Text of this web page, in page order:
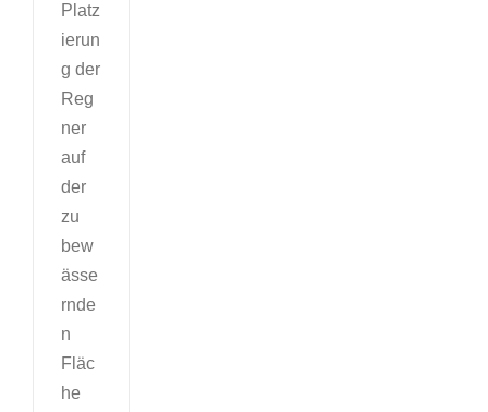
Platz
ierun
g der
Reg
ner
auf
der
zu
bew
ässe
rnde
n
Fläc
he